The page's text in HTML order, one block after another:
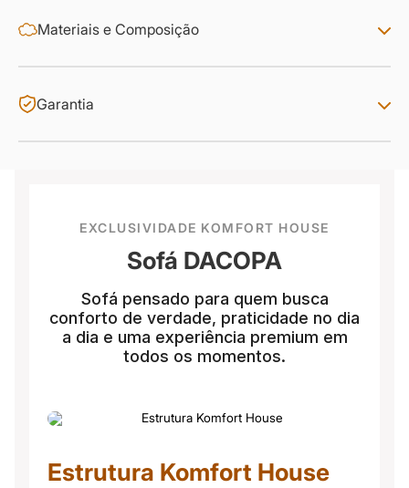
Materiais e Composição
Garantia
EXCLUSIVIDADE KOMFORT HOUSE
Sofá DACOPA
Sofá pensado para quem busca
conforto de verdade, praticidade no dia
a dia e uma experiência premium em
todos os momentos.
Estrutura Komfort House